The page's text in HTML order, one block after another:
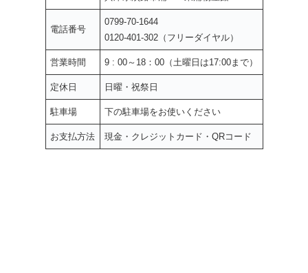
電話番号
0799-70-1644
0120-401-302（フリーダイヤル）
営業時間 9 : 00～18：00（土曜日は17:00まで）
定休日 日曜・祝祭日
駐車場 下の駐車場をお使いください
お支払方法 現金・クレジットカード・QRコード